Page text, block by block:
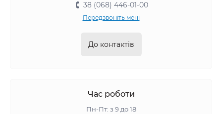
38 (068) 446-01-00
Передзвоніть мені
До контактів
Час роботи
Пн-Пт: з 9 до 18